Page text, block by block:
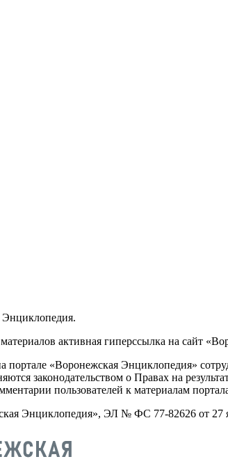
активная гиперссылка на сайт
«Воронежская Энциклопедия»
законодательством о Правах на
пользователей к материалам
Энциклопедия», ЭЛ № ФС 77-82626 от 27